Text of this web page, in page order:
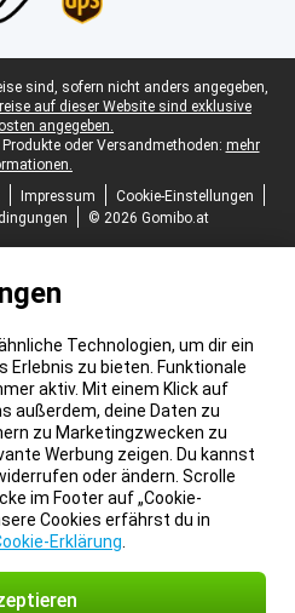
sind, sofern nicht anders angegeben,
auf dieser Website sind exklusive
angegeben.
oder Versandmethoden: mehr
Impressum
Cookie-Einstellungen
© 2026 Gomibo.at
Technologien, um dir ein
Erlebnis zu bieten. Funktionale
aktiv. Mit einem Klick auf
außerdem, deine Daten zu
zu Marketingzwecken zu
Werbung zeigen. Du kannst
oder ändern. Scrolle
im Footer auf „Cookie-
Cookies erfährst du in
Erklärung